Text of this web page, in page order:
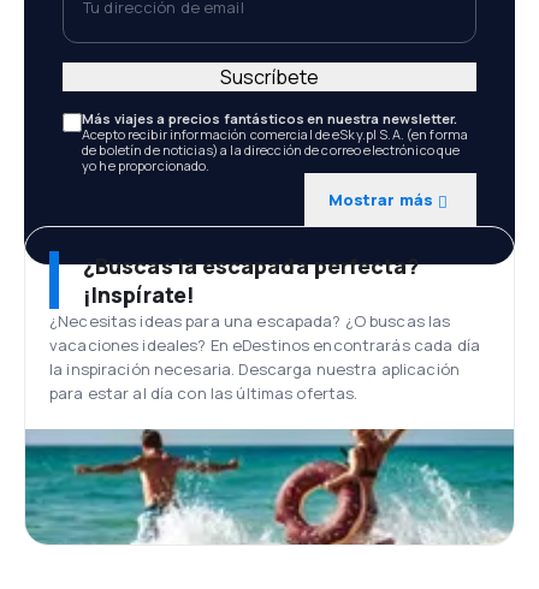
Más viajes a precios fantásticos en nuestra newsletter.
Acepto recibir información comercial de eSky.pl S.A. (en forma
de boletín de noticias) a la dirección de correo electrónico que
yo he proporcionado.
Mostrar más
Suscríbete
¿Buscas la escapada perfecta?
¡Inspírate!
¿Necesitas ideas para una escapada? ¿O buscas las
vacaciones ideales? En eDestinos encontrarás cada día
la inspiración necesaria. Descarga nuestra aplicación
para estar al día con las últimas ofertas.